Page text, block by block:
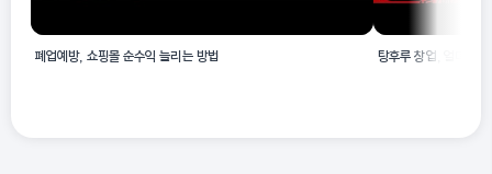
폐업예방, 쇼핑몰 순수익 늘리는 방법